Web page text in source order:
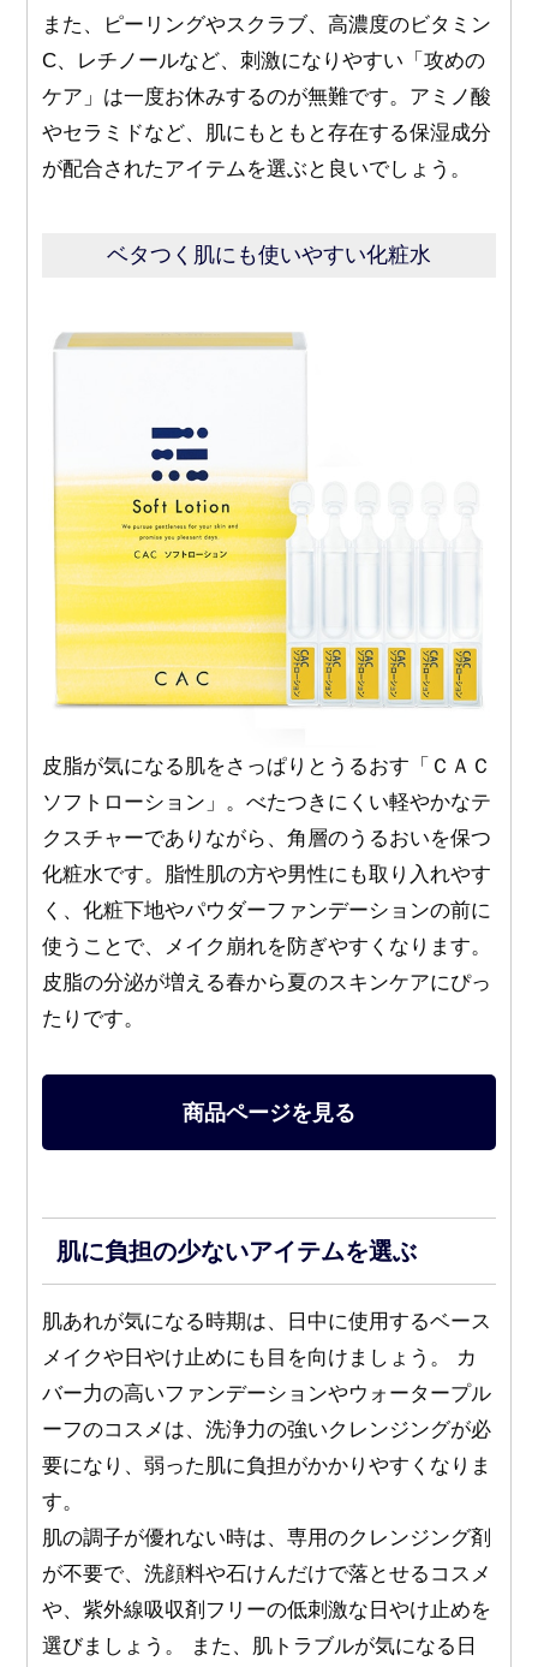
また、ピーリングやスクラブ、高濃度のビタミン
C、レチノールなど、刺激になりやすい「攻めの
ケア」は一度お休みするのが無難です。アミノ酸
やセラミドなど、肌にもともと存在する保湿成分
が配合されたアイテムを選ぶと良いでしょう。
ベタつく肌にも使いやすい化粧水
皮脂が気になる肌をさっぱりとうるおす「ＣＡＣ
ソフトローション」。べたつきにくい軽やかなテ
クスチャーでありながら、角層のうるおいを保つ
化粧水です。脂性肌の方や男性にも取り入れやす
く、化粧下地やパウダーファンデーションの前に
使うことで、メイク崩れを防ぎやすくなります。
皮脂の分泌が増える春から夏のスキンケアにぴっ
たりです。
商品ページを見る
肌に負担の少ないアイテムを選ぶ
肌あれが気になる時期は、日中に使用するベース
メイクや日やけ止めにも目を向けましょう。 カ
バー力の高いファンデーションやウォータープル
ーフのコスメは、洗浄力の強いクレンジングが必
要になり、弱った肌に負担がかかりやすくなりま
す。
肌の調子が優れない時は、専用のクレンジング剤
が不要で、洗顔料や石けんだけで落とせるコスメ
や、紫外線吸収剤フリーの低刺激な日やけ止めを
選びましょう。 また、肌トラブルが気になる日